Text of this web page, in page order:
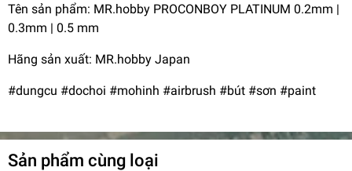
Tên sản phẩm: MR.hobby PROCONBOY PLATINUM 0.2mm |
0.3mm | 0.5 mm
Hãng sản xuất: MR.hobby Japan
#dungcu #dochoi #mohinh #airbrush #bút #sơn #paint
Sản phẩm cùng loại